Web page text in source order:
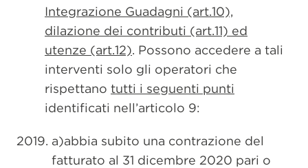
Integrazione Guadagni (art.10),
dilazione dei contributi (art.11) ed
utenze (art.12). Possono accedere a tali
interventi solo gli operatori che
rispettano tutti i seguenti punti
identificati nell’articolo 9:
a)abbia subito una contrazione del
fatturato al 31 dicembre 2020 pari o